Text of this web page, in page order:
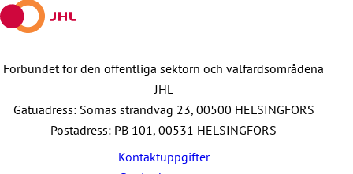
Förbundet för den offentliga sektorn och välfärdsområdena
JHL
Gatuadress: Sörnäs strandväg 23, 00500 HELSINGFORS
Postadress: PB 101, 00531 HELSINGFORS
Kontaktuppgifter